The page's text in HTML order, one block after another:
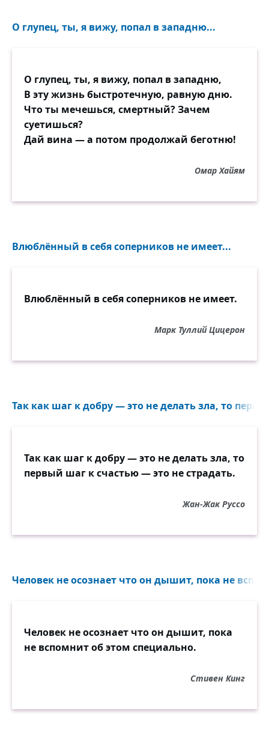
О глупец, ты, я вижу, попал в западню...
О глупец, ты, я вижу, попал в западню,
В эту жизнь быстротечную, равную дню.
Что ты мечешься, смертный? Зачем
суетишься?
Дай вина — а потом продолжай беготню!
Омар Хайям
Влюблённый в себя соперников не имеет...
Влюблённый в себя соперников не имеет.
Марк Туллий Цицерон
Так как шаг к добру — это не делать зла, то
Так как шаг к добру — это не делать зла, то
первый шаг к счастью — это не страдать.
Жан-Жак Руссо
Человек не осознает что он дышит, пока не
Человек не осознает что он дышит, пока
не вспомнит об этом специально.
Стивен Кинг